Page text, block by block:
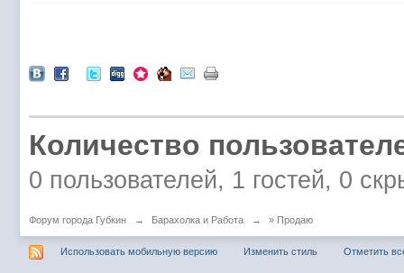
Количество
0 пользователей, 1 гостей, 0
Форум города Губкин → Барахолка и Работа → » Продаю
Использовать мобильную версию Изменить стиль Отметить